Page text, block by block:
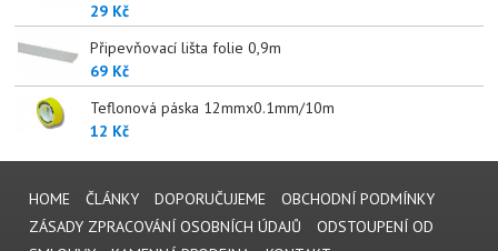
29 Kč
Připevňovací lišta folie 0,9m
69 Kč
Teflonová páska 12mmx0.1mm/10m
12 Kč
HOME ČLÁNKY DOPORUČUJEME
OBCHODNÍ PODMÍNKY
ZÁSADY ZPRACOVÁNÍ OSOBNÍCH ÚDAJŮ
ODSTOUPENÍ OD